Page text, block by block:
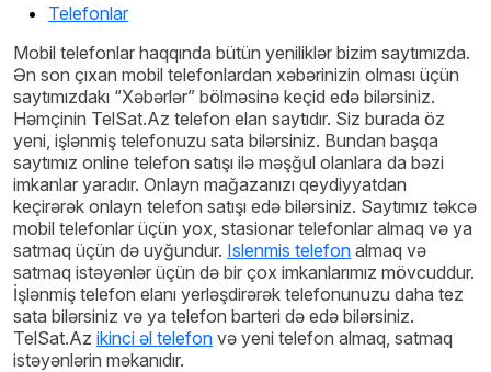
Telefonlar
Mobil telefonlar haqqında bütün yeniliklər bizim saytımızda.
Ən son çıxan mobil telefonlardan xəbərinizin olması üçün
saytımızdakı “Xəbərlər” bölməsinə keçid edə bilərsiniz.
Həmçinin TelSat.Az telefon elan saytıdır. Siz burada öz
yeni, işlənmiş telefonuzu sata bilərsiniz. Bundan başqa
saytımız online telefon satışı ilə məşğul olanlara da bəzi
imkanlar yaradır. Onlayn mağazanızı qeydiyyatdan
keçirərək onlayn telefon satışı edə bilərsiniz. Saytımız təkcə
mobil telefonlar üçün yox, stasionar telefonlar almaq və ya
satmaq üçün də uyğundur. Islenmis telefon almaq və
satmaq istəyənlər üçün də bir çox imkanlarımız mövcuddur.
İşlənmiş telefon elanı yerləşdirərək telefonunuzu daha tez
sata bilərsiniz və ya telefon barteri də edə bilərsiniz.
TelSat.Az ikinci əl telefon və yeni telefon almaq, satmaq
istəyənlərin məkanıdır.